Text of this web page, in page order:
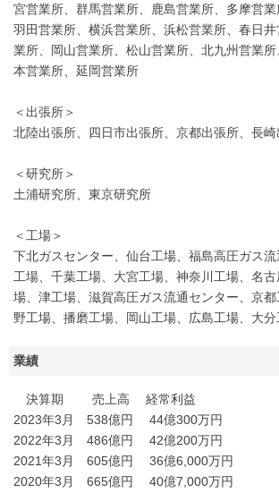
宮営業所、群馬営業所、鹿島営業所、多摩営業
羽田営業所、横浜営業所、浜松営業所、春日
業所、岡山営業所、松山営業所、北九州営業
本営業所、延岡営業所
＜出張所＞
北陸出張所、四日市出張所、京都出張所、長
＜研究所＞
土浦研究所、東京研究所
＜工場＞
下北ガスセンター、仙台工場、福島高圧ガス
工場、千葉工場、大宮工場、神奈川工場、名
場、津工場、滋賀高圧ガス流通センター、京
野工場、播磨工場、岡山工場、広島工場、大分
業績
決算期 売上高 経常利益
2023年3月 538億円 44億300万円
2022年3月 486億円 42億200万円
2021年3月 605億円 36億6,000万円
2020年3月 665億円 40億7,000万円